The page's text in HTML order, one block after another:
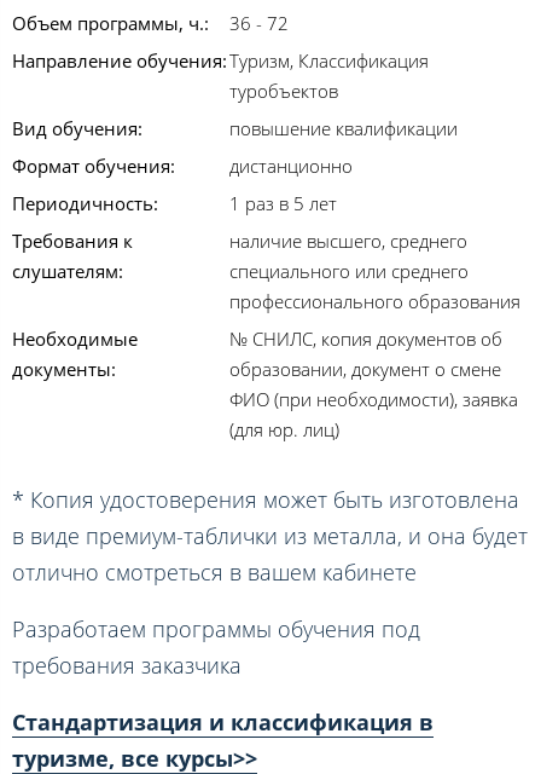
Объем программы, ч.:
36 - 72
Направление обучения:Туризм, Классификация
туробъектов
Вид обучения:
повышение квалификации
Формат обучения:
дистанционно
Периодичность:
1 раз в 5 лет
Требования к
слушателям:
наличие высшего, среднего
специального или среднего
профессионального образования
Необходимые
документы:
№ СНИЛС, копия документов об
образовании, документ о смене
ФИО (при необходимости), заявка
(для юр. лиц)
* Копия удостоверения может быть изготовлена
в виде премиум-таблички из металла, и она будет
отлично смотреться в вашем кабинете
Разработаем программы обучения под
требования заказчика
Стандартизация и классификация в
туризме, все курсы>>